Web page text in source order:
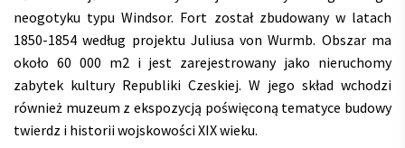
neogotyku typu Windsor. Fort został zbudowany w latach
1850-1854 według projektu Juliusa von Wurmb. Obszar ma
około 60 000 m2 i jest zarejestrowany jako nieruchomy
zabytek kultury Republiki Czeskiej. W jego skład wchodzi
również muzeum z ekspozycją poświęconą tematyce budowy
twierdz i historii wojskowości XIX wieku.